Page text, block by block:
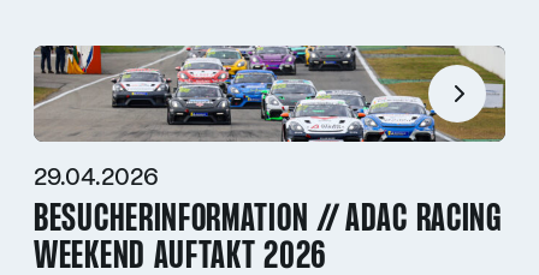
29.04.2026
BESUCHERINFORMATION // ADAC RACING
WEEKEND AUFTAKT 2026